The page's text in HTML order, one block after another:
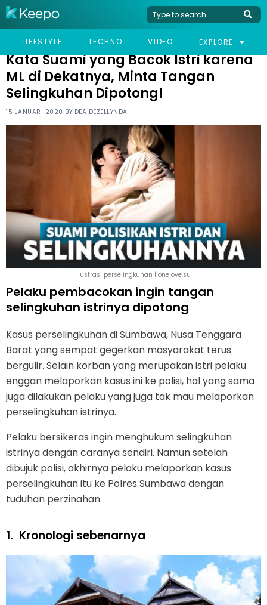
LIFESTYLE TECHNO VIDEO EXPLORE
HOME VIRAL
KATA SUAMI YANG BACOK ISTRI KARENA ML DI DEKATNYA, MINTA
Kata Suami yang Bacok Istri karena
ML di Dekatnya, Minta Tangan
Selingkuhan Dipotong!
15 JANUARI 2020 BY DEA DEZELLYNDA
Ilustrasi perselingkuhan | onelove.su
Pelaku pembacokan ingin tangan
selingkuhan istrinya dipotong
Kasus perselingkuhan di Sumbawa, Nusa Tenggara
Barat yang sempat gegerkan masyarakat terus
bergulir. Selain korban yang merupakan istri pelaku
enggan melaporkan kasus ini ke polisi, hal yang sama
juga dilakukan pelaku yang juga tak mau melaporkan
perselingkuhan istrinya.
Pelaku bersikeras ingin menghukum selingkuhan
istrinya dengan caranya sendiri. Namun setelah
dibujuk polisi, akhirnya pelaku melaporkan kasus
perselingkuhan itu ke Polres Sumbawa dengan
tuduhan perzinahan.
1. Kronologi sebenarnya